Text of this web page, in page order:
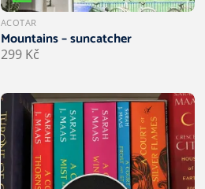
ACOTAR
Mountains – suncatcher
299 Kč